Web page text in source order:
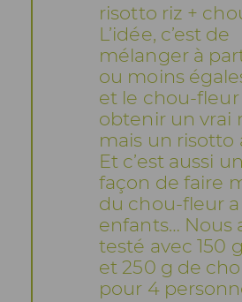
risotto riz +
L’idée, c’est de
mélanger à
ou moins
et le chou-
obtenir un vrai
mais un risotto
Et c’est aussi
façon de faire
du chou-fleur
enfants… Nous
testé avec 150
et 250 g de
pour 4